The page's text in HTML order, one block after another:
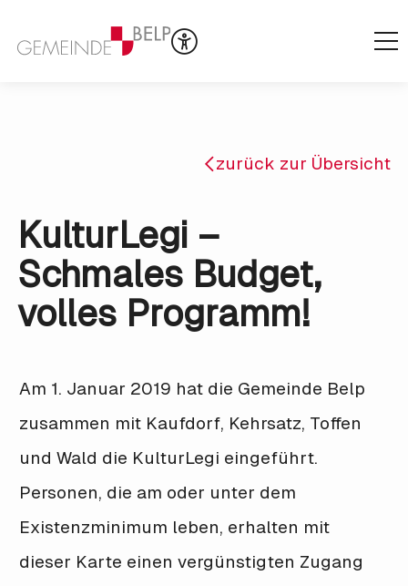
zurück zur Übersicht
KulturLegi –
Schmales Budget,
volles Programm!
Am 1. Januar 2019 hat die Gemeinde Belp
zusammen mit Kaufdorf, Kehrsatz, Toffen
und Wald die KulturLegi eingeführt.
Personen, die am oder unter dem
Existenzminimum leben, erhalten mit
dieser Karte einen vergünstigten Zugang